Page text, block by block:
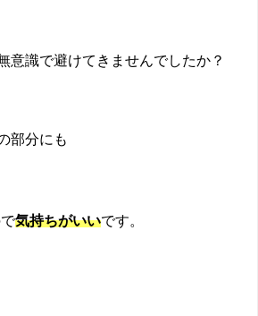
意識で避けてきませんでしたか？
部分にも
気持ちがいいです。